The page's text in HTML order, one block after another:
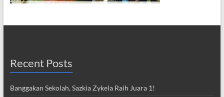
Recent Posts
Banggakan Sekolah, Sazkia Zykela Raih Juara 1!